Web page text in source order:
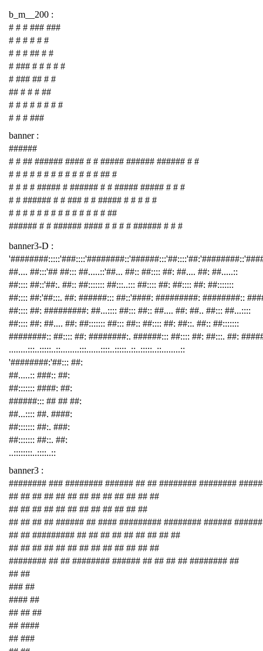
b_m__200 :
# # # ### ###
# # # # # #
# # # ## # #
# ### # # # # #
# ### ## # #
## # # # ##
# # # # # # # #
# # # ###
banner :
######
# # ## ###### #### # # ##### ###### ###### # #
# # # # # # # # # # # # # ## #
# # # # ##### # ###### # # ##### ##### # # #
# # ###### # # ### # # ##### # # # # #
# # # # # # # # # # # # # # ##
###### # # ###### #### # # # # ###### # # #
banner3-D :
##.... ##:::'## ##::: ##.....::'##... ##:: ##:::: ##: ##.... ##: ##.....::
##:::: ##::'##:. ##:: ##::::::: ##:::..::: ##:::: ##: ##:::: ##: ##:::::::
##:::: ##:'##:::. ##: ######::: ##::'####: #########: ########::
##:::: ##: #########: ##...:::: ##::: ##:: ##.... ##: ##.. ##::: ##...::::
##:::: ##: ##.... ##: ##::::::: ##::: ##:: ##:::: ##: ##::. ##:: ##:::::::
########:: ##:::: ##: ########:. ######::: ##:::: ##: ##:::. ##:
........:::..:::::..::........:::......::::..:::::..::..:::::..::........::
'########:'##::: ##:
##.....:: ###:: ##:
##::::::: ####: ##:
######::: ## ## ##:
##...:::: ##. ####:
##::::::: ##:. ###:
##::::::: ##::. ##:
..::::::::..::::..::
banner3 :
######## ### ######## ###### ## ## ######## ########
## ## ## ## ## ## ## ## ## ## ## ## ##
## ## ## ## ## ## ## ## ## ## ## ##
## ## ## ## ###### ## #### ######### ######## ###### ######
## ## ######### ## ## ## ## ## ## ## ## ##
## ## ## ## ## ## ## ## ## ## ## ## ##
######## ## ## ######## ###### ## ## ## ## ######## ##
## ##
### ##
#### ##
## ## ##
## ####
## ###